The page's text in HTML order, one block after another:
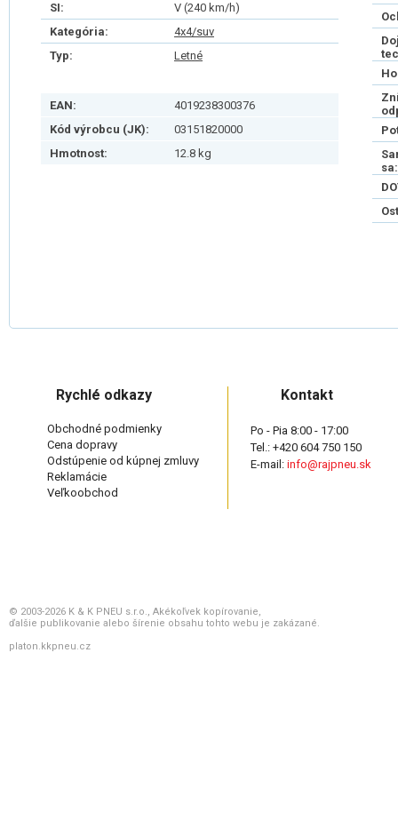
SI:
V (240 km/h)
Kategória:
4x4/suv
Typ:
Letné
EAN:
4019238300376
Kód výrobcu (JK):
03151820000
Hmotnost:
12.8 kg
sa:
Rychlé odkazy
Obchodné podmienky
Cena dopravy
Odstúpenie od kúpnej zmluvy
Reklamácie
Veľkoobchod
Kontakt
Po - Pia 8:00 - 17:00
Tel.: +420 604 750 150
E-mail: info@rajpneu.sk
© 2003-2026 K & K PNEU s.r.o., Akékoľvek kopírovanie,
ďalšie publikovanie alebo šírenie obsahu tohto webu je zakázané.
platon.kkpneu.cz